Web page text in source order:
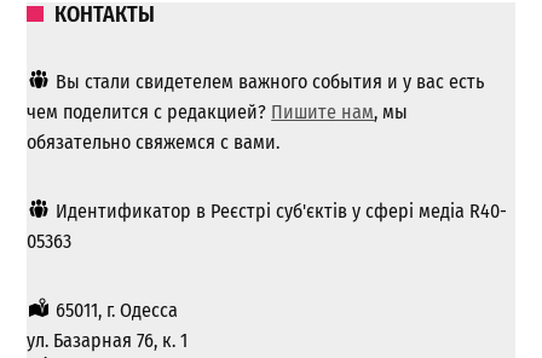
КОНТАКТЫ
Вы стали свидетелем важного события и у вас есть
чем поделится с редакцией? Пишите нам, мы
обязательно свяжемся с вами.
Идентификатор в Реєстрі суб'єктів у сфері медіа R40-
05363
65011, г. Одесса
ул. Базарная 76, к. 1